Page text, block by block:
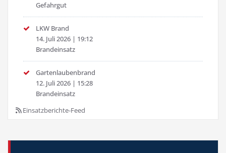
Gefahrgut
LKW Brand
14. Juli 2026 | 19:12
Brandeinsatz
Gartenlaubenbrand
12. Juli 2026 | 15:28
Brandeinsatz
Einsatzberichte-Feed